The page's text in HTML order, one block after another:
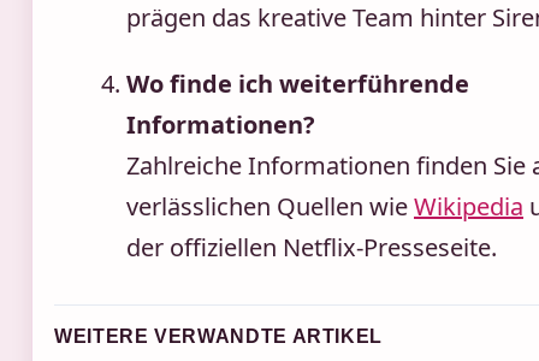
prägen das kreative Team hinter
Wo finde ich weiterführende
Informationen?
Zahlreiche Informationen finden Sie
verlässlichen Quellen wieWikipedia
der offiziellen Netflix-Presseseite.
WEITERE VERWANDTE ARTIKEL